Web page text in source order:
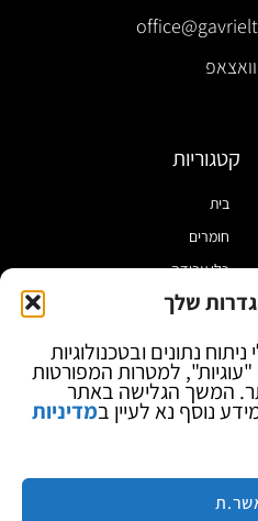
שלך
נתונים ובטכנולוגיות
"עוגיות", למטרות המפורטות
המשך הגלישה באתר
נוסף נא לעיין במדיניות
וואצאפ
קטגוריות
בית
חומרים
כלי עבודה
מוצרי הלחמה
ספקי כח ומודדים
ציוד אופטי להגדלה
מותגים